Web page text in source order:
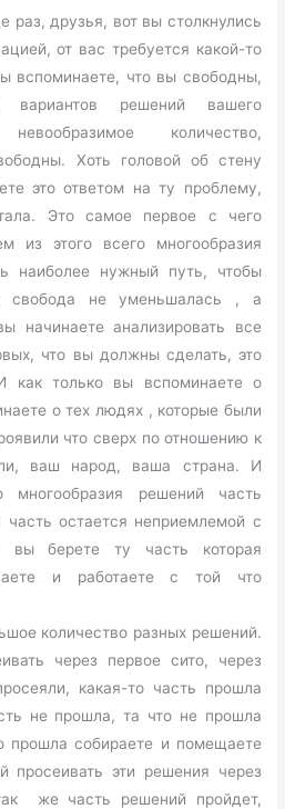
раз, друзья, вот вы столкнулись
от вас требуется какой-то
вспоминаете, что вы свободны,
решений вашего
количество,
Хоть головой об стену
это ответом на ту проблему,
Это самое первое с чего
из этого всего многообразия
наиболее нужный путь, чтобы
не уменьшалась , а
начинаете анализировать все
что вы должны сделать, это
как только вы вспоминаете о
о тех людях , которые были
что сверх по отношению к
ваш народ, ваша страна. И
многообразия решений часть
остается неприемлемой с
вы берете ту часть которая
и работаете с той что
количество разных решений.
через первое сито, через
какая-то часть прошла
не прошла, та что не прошла
прошла собираете и помещаете
просеивать эти решения через
же часть решений пройдет,